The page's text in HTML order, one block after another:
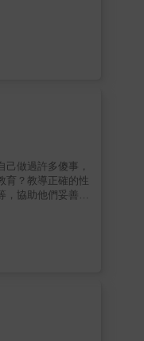
做過許多傻事，
育？教導正確的性
協助他們妥善處